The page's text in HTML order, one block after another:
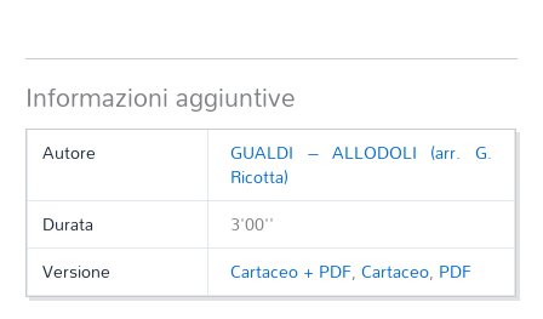
Informazioni aggiuntive
Autore GUALDI – ALLODOLI (arr. G.
Ricotta)
Durata
3'00''
Versione
Cartaceo + PDF,Cartaceo, PDF